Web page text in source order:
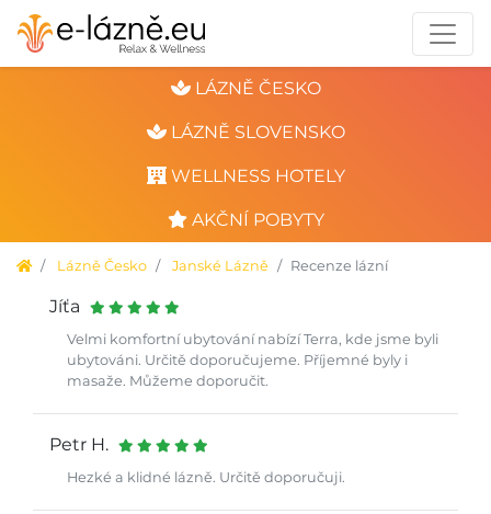
LÁZNĚ ČESKO
LÁZNĚ SLOVENSKO
WELLNESS HOTELY
AKČNÍ POBYTY
Lázně Česko Janské Lázně Recenze lázní
Jíťa
Velmi komfortní ubytování nabízí Terra, kde jsme byli
ubytováni. Určitě doporučujeme. Příjemné byly i
masaže. Můžeme doporučit.
Petr H.
Hezké a klidné lázně. Určitě doporučuji.